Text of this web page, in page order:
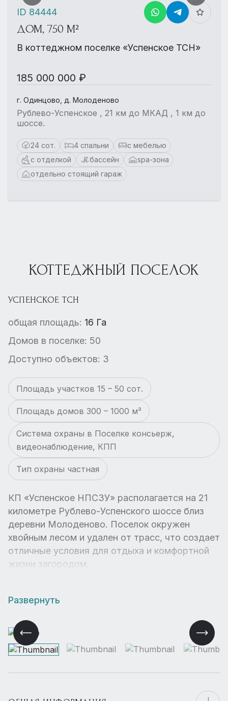
ДОМ, 750 М²
В коттеджном поселке «Успенское ТСН»
185 000 000 ₽
г. Одинцово, д. Молоденово
Рублево-Успенское , 21 км до МКАД , 1 км до
шоссе.
24 сот. 4 спальни
с мебелью
с отделкой
бассейн
spa-зона
отдельно стоящий гараж
ID 84444
КОТТЕДЖНЫЙ ПОСЕЛОК
УСПЕНСКОЕ ТСН
общая площадь: 16 Га
Домов в поселке: 50
Доступно объектов: 3
Площадь участков 15 – 50 сот.
Площадь домов 300 – 1000 м²
Система охраны в Поселке консьерж,
видеонаблюдение, КПП
Тип охраны частная
КП «Успенское НПСЗУ» располагается на 21
километре Рублево-Успенского шоссе близ
деревни Молоденово. Поселок окружен
хвойным лесом и удален от трасс, что создает
отличные условия для отдыха и комфортной
жизни загородом.
Развернуть